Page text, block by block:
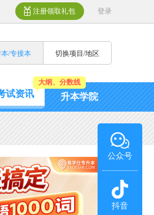
注册领取礼包 登录
/专接本 切换项目/地区
试资讯
大纲、分数线
升本学院
公众号
抖音